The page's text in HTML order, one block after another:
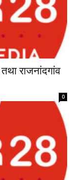
राजनांदगांव
0